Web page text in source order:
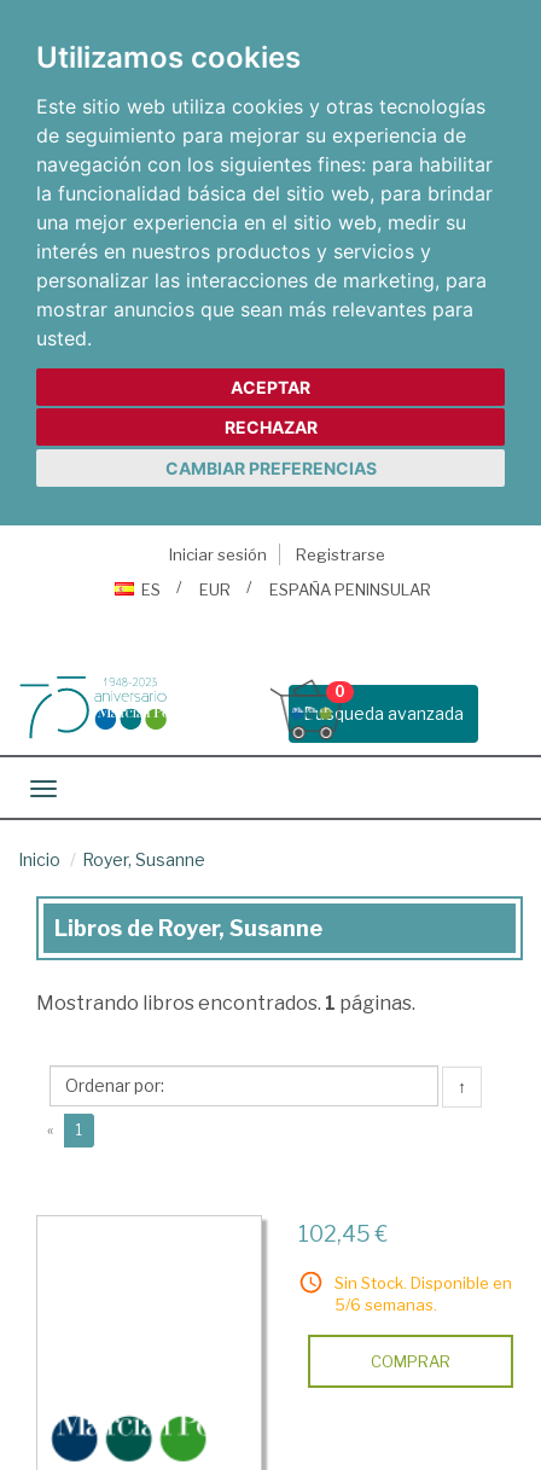
Utilizamos cookies
Este sitio web utiliza cookies y otras tecnologías
de seguimiento para mejorar su experiencia de
navegación con los siguientes fines: para habilitar
la funcionalidad básica del sitio web, para brindar
una mejor experiencia en el sitio web, medir su
interés en nuestros productos y servicios y
personalizar las interacciones de marketing, para
mostrar anuncios que sean más relevantes para
usted.
ACEPTAR
RECHAZAR
CAMBIAR PREFERENCIAS
Iniciar sesión
Registrarse
ES
EUR ESPAÑA PENINSULAR
Busqueda avanzada
0
Toggle navigation
Inicio Royer, Susanne
Libros
Royer,
Libros de Royer, Susanne
Mostrando libros encontrados. 1 páginas.
↑
« 1
102,45 €
Sin Stock. Disponible en
5/6 semanas.
COMPRAR